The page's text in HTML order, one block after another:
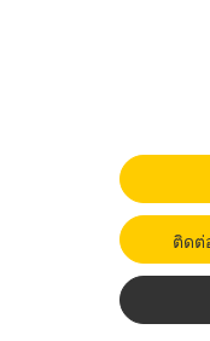
ติดต่